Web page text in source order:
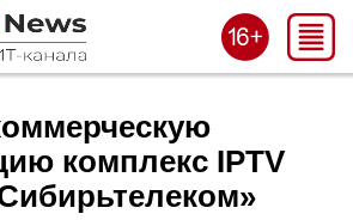
комплекс IPTV